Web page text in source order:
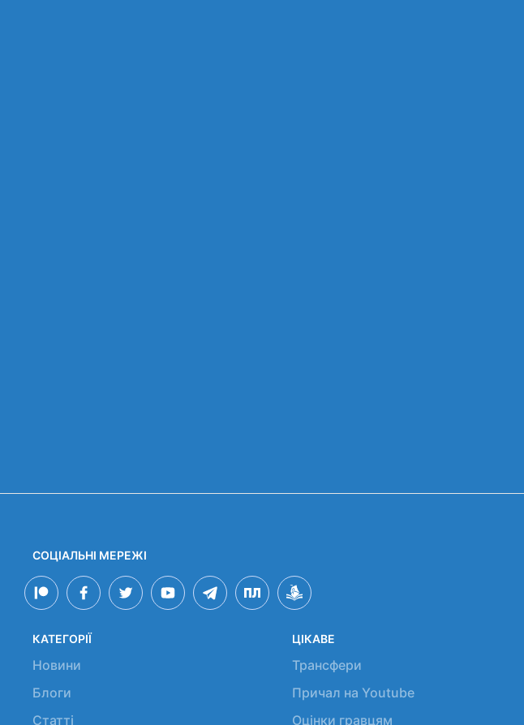
СОЦІАЛЬНІ МЕРЕЖІ
КАТЕГОРІЇ
Новини
Блоги
Статті
ЦІКАВЕ
Трансфери
Причал на Youtube
Оцінки гравцям